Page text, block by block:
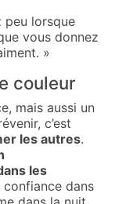
peu lorsque
vous donnez
»
couleur
mais aussi un
c’est
les autres.
les
confiance dans